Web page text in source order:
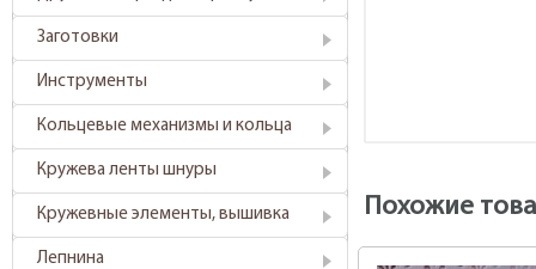
Заготовки
Инструменты
Кольцевые механизмы и кольца
Кружева ленты шнуры
Кружевные элементы, вышивка
Лепнина
Похожие